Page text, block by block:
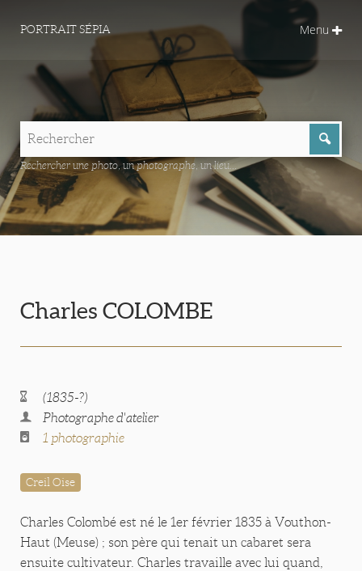
PORTRAIT SÉPIA Menu
Rechercher une photo, un photographe, un lieu...
Charles COLOMBE
(1835-?)
Photographe d'atelier
1 photographie
Creil Oise
Charles Colombé est né le 1er février 1835 à Vouthon-
Haut (Meuse) ; son père qui tenait un cabaret sera
ensuite cultivateur. Charles travaille avec lui quand,